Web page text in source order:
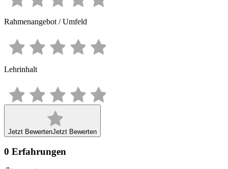
Rahmenangebot / Umfeld
Lehrinhalt
Jetzt BewertenJetzt Bewerten
0 Erfahrungen